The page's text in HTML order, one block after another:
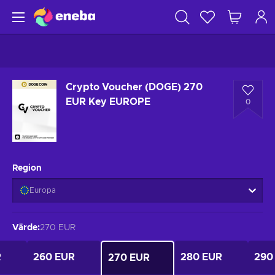
Crypto Voucher (DOGE) 270
EUR Key EUROPE
0
Region
Europa
Värde:270 EUR
260 EUR 270 EUR 280 EUR 290